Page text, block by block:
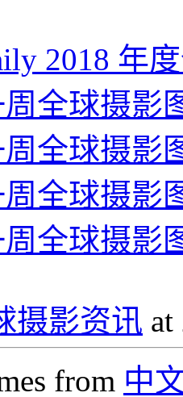
2018 年
周全球摄影
周全球摄影
周全球摄影
周全球摄影
摄影资讯 at
from 中